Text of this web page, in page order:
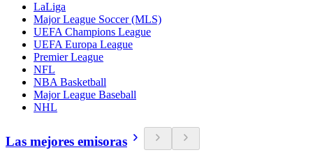
LaLiga
Major League Soccer (MLS)
UEFA Champions League
UEFA Europa League
Premier League
NFL
NBA Basketball
Major League Baseball
NHL
Las mejores emisoras